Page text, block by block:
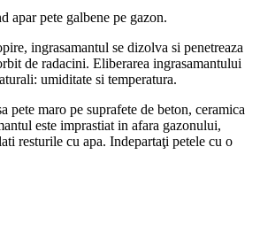
apar pete galbene pe gazon.
ingrasamantul se dizolva si penetreaza
de radacini. Eliberarea ingrasamantului
umiditate si temperatura.
pete maro pe suprafete de beton, ceramica
este imprastiat in afara gazonului,
resturile cu apa. Indepartaţi petele cu o